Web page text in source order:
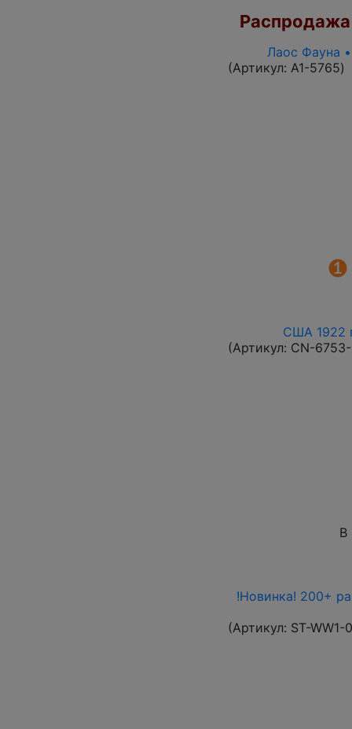
Распродажа
Лаос Фауна
(Артикул: A1-5765)
США 1922
(Артикул: CN-
В
!Новинка! 200+
(Артикул: ST-